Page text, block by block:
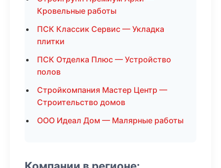
Кровельные работы
ПСК Классик Сервис — Укладка
плитки
ПСК Отделка Плюс — Устройство
полов
Стройкомпания Мастер Центр —
Строительство домов
ООО Идеал Дом — Малярные работы